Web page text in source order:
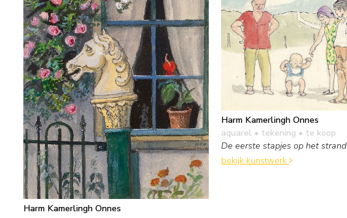
Harm Kamerlingh Onnes
Harm Kamerlingh Onnes
aquarel • tekening • te koop
De eerste stapjes op het strand
bekijk kunstwerk